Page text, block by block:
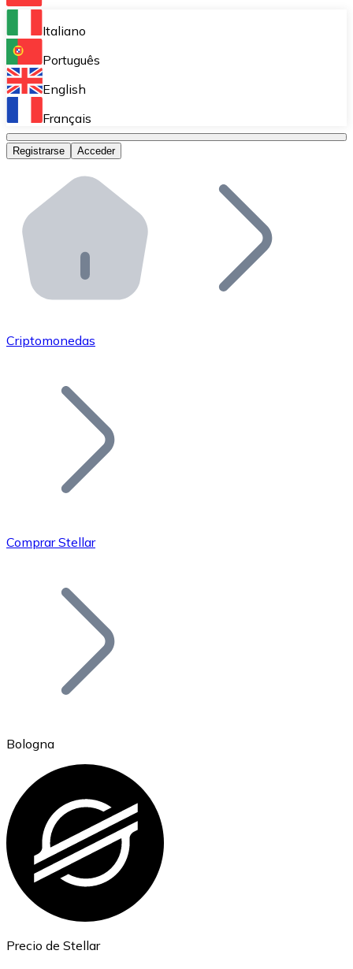
Bitnovo Ramp
Integra nuestra solución en tu plataforma.
Bitnovo Giftcards
Bitnovo OTC
Bitnovo ATM
Integra un ATM Bitnovo en tu negocio y permite que
Bitnovo API
Integra nuestra API en tu ecosistema.
Únete a nuestra red de distribuidores.
Añade tu proyecto a nuestro ecosistema.
Bitcoin
Ethereum
ETH
Italiano
Português
English
Français
Registrarse Acceder
Criptomonedas
Comprar Stellar
Bologna
Precio de Stellar